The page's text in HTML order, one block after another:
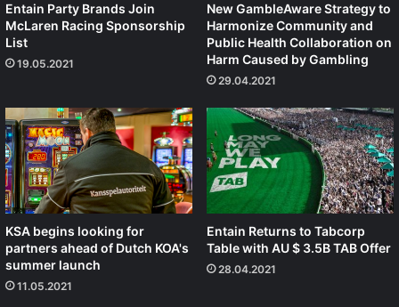
Entain Party Brands Join
McLaren Racing Sponsorship
List
19.05.2021
New GambleAware Strategy to
Harmonize Community and
Public Health Collaboration on
Harm Caused by Gambling
29.04.2021
KSA begins looking for
partners ahead of Dutch KOA's
summer launch
11.05.2021
Entain Returns to Tabcorp
Table with AU $ 3.5B TAB Offer
28.04.2021